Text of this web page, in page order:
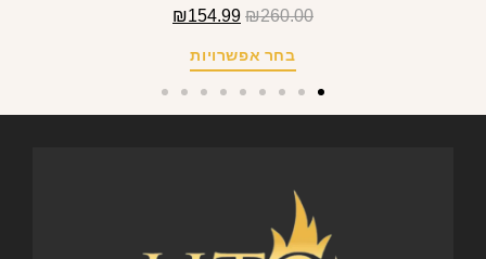
₪260.00
₪154.99
בחר אפשרויות